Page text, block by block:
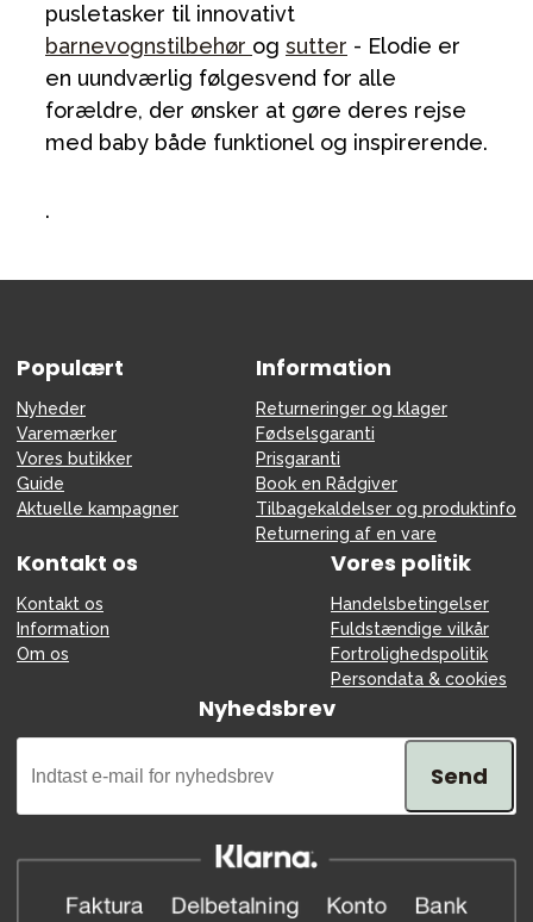
pusletasker til innovativt
barnevognstilbehør og sutter - Elodie er
en uundværlig følgesvend for alle
forældre, der ønsker at gøre deres rejse
med baby både funktionel og inspirerende.
.
Populært
Nyheder
Varemærker
Vores butikker
Guide
Aktuelle kampagner
Information
Returneringer og klager
Fødselsgaranti
Prisgaranti
Book en Rådgiver
Tilbagekaldelser og produktinfo
Returnering af en vare
Kontakt os
Kontakt os
Information
Om os
Vores politik
Handelsbetingelser
Fuldstændige vilkår
Fortrolighedspolitik
Persondata & cookies
Nyhedsbrev
Send